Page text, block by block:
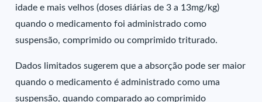
idade e mais velhos (doses diárias de 3 a 13mg/kg)
quando o medicamento foi administrado como
suspensão, comprimido ou comprimido triturado.
Dados limitados sugerem que a absorção pode ser maior
quando o medicamento é administrado como uma
suspensão, quando comparado ao comprimido